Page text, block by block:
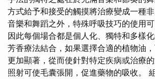
方式給予和接受的觸摸將治療變成一種
音樂和舞蹈之外，特殊呼吸技巧的使用
因此每個場合都是個人化、獨特和多樣
芳香療法結合，如果選擇合適的植物油
更加顯著，從而使針對特定疾病或治療
照射可使毛囊張開，促進藥物的吸收。